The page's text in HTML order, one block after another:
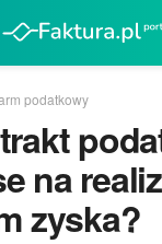
podatkowy
na
zyska?